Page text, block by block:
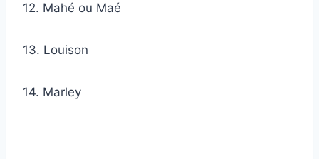
12. Mahé ou Maé
13. Louison
14. Marley